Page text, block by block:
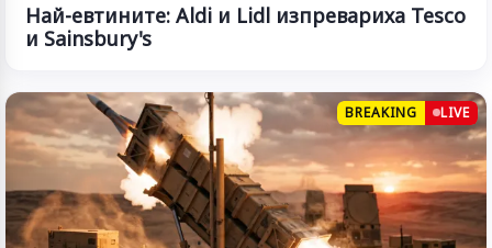
Най-евтините: Aldi и Lidl изпревариха Tesco
и Sainsbury's
BREAKING LIVE